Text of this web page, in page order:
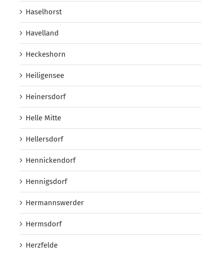
Haselhorst
Havelland
Heckeshorn
Heiligensee
Heinersdorf
Helle Mitte
Hellersdorf
Hennickendorf
Hennigsdorf
Hermannswerder
Hermsdorf
Herzfelde